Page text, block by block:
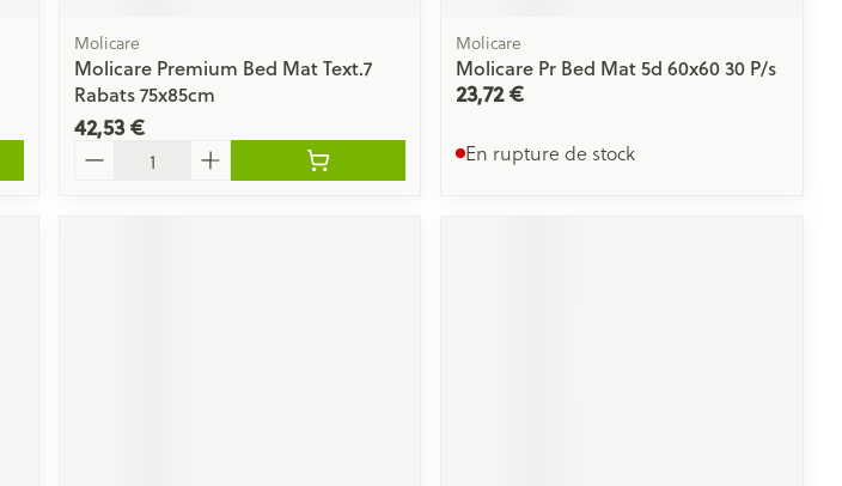
Molicare
Molicare Premium Bed Mat Text.7
Rabats 75x85cm
42,53 €
Quantité
Molicare
Molicare Pr Bed Mat 5d 60x60 30 P/s
23,72 €
En rupture de stock